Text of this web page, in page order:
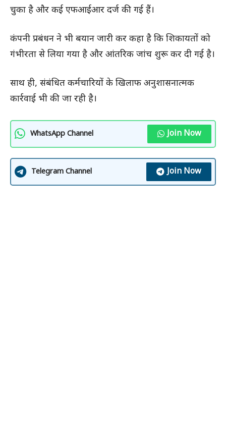
चुका है और कई एफआईआर दर्ज की गई हैं।
कंपनी प्रबंधन ने भी बयान जारी कर कहा है कि शिकायतों को
गंभीरता से लिया गया है और आंतरिक जांच शुरू कर दी गई है।
साथ ही, संबंधित कर्मचारियों के खिलाफ अनुशासनात्मक
कार्रवाई भी की जा रही है।
WhatsApp Channel Join Now
Telegram Channel Join Now